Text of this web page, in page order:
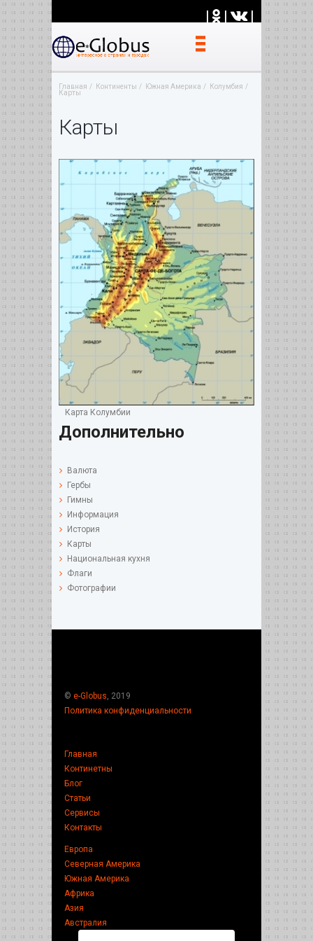
| | |
Главная Континенты Южная Америка
Колумбия
Карты
Карты
Карта Колумбии
Дополнительно
Валюта
Гербы
Гимны
Информация
История
Карты
Национальная кухня
Флаги
Фотографии
© e-Globus , 2019
Политика конфиденциальности
Главная
Континетны
Блог
Статьи
Сервисы
Контакты
Европа
Северная Америка
Южная Америка
Африка
Азия
Австралия